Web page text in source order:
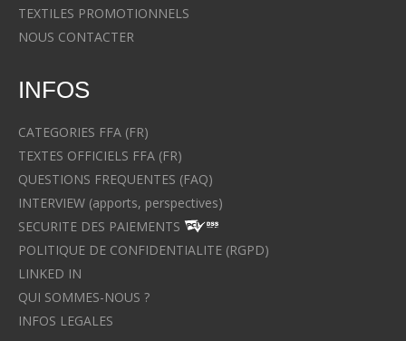
TEXTILES PROMOTIONNELS
NOUS CONTACTER
INFOS
CATEGORIES FFA (FR)
TEXTES OFFICIELS FFA (FR)
QUESTIONS FREQUENTES (FAQ)
INTERVIEW (apports, perspectives)
SECURITE DES PAIEMENTS
POLITIQUE DE CONFIDENTIALITE (RGPD)
LINKED IN
QUI SOMMES-NOUS ?
INFOS LEGALES